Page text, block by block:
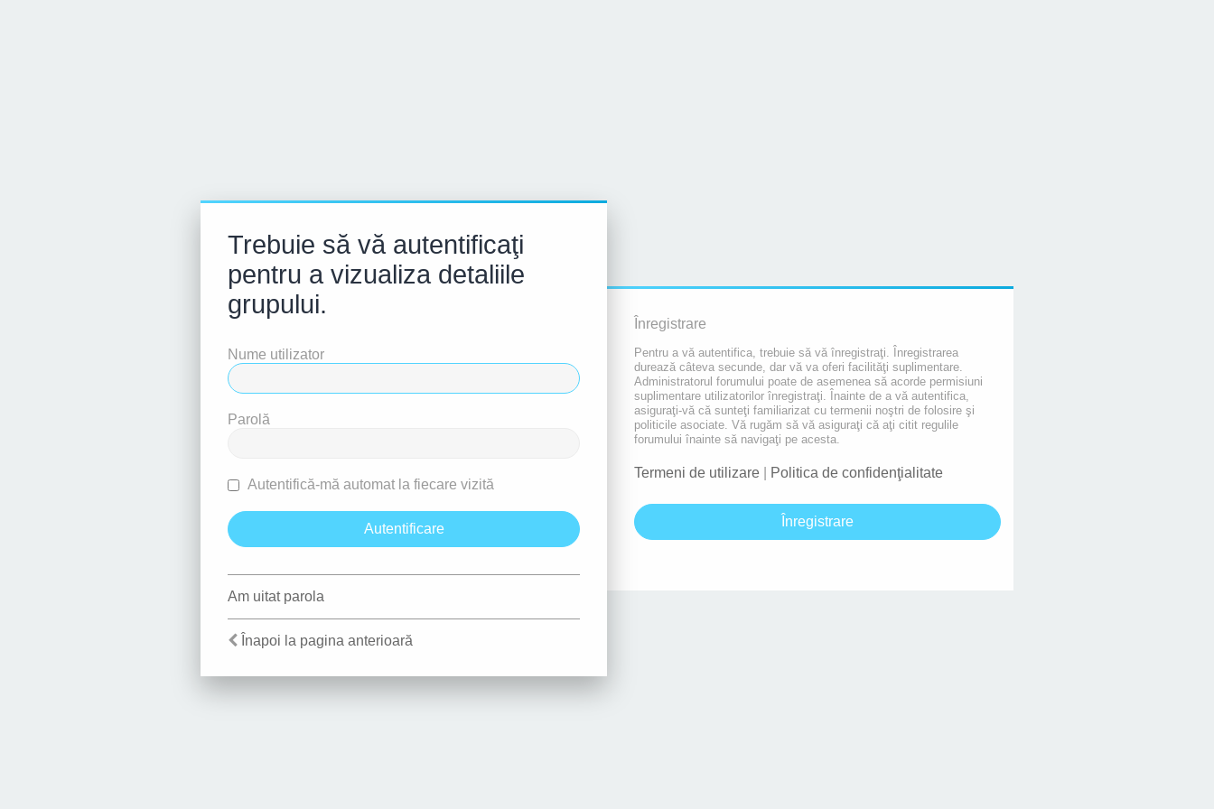
Trebuie să vă autentificaţi
pentru a vizualiza detaliile
grupului.
Nume utilizator
Parolă
Autentifică-mă automat la fiecare vizită
Am uitat parola
Înapoi la pagina anterioară
Înregistrare
Pentru a vă autentifica, trebuie să vă înregistraţi. Înregistrarea
durează câteva secunde, dar vă va oferi facilităţi suplimentare.
Administratorul forumului poate de asemenea să acorde permisiuni
suplimentare utilizatorilor înregistraţi. Înainte de a vă autentifica,
asiguraţi-vă că sunteţi familiarizat cu termenii noştri de folosire şi
politicile asociate. Vă rugăm să vă asiguraţi că aţi citit regulile
forumului înainte să navigaţi pe acesta.
Termeni de utilizare Politica de confidenţialitate
Înregistrare